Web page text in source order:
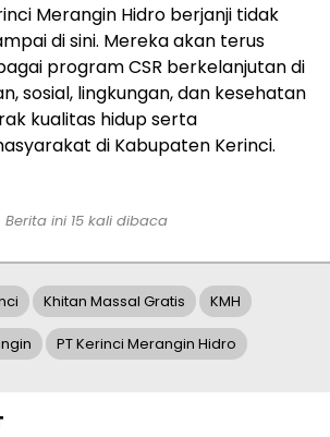
Merangin Hidro berjanji tidak
di sini. Mereka akan terus
program CSR berkelanjutan di
sosial, lingkungan, dan kesehatan
kualitas hidup serta
di Kabupaten Kerinci.
Berita ini 15 kali dibaca
Khitan Massal Gratis KMH
PT Kerinci Merangin Hidro